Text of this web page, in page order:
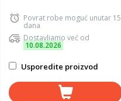
Povrat robe moguć unutar 15
dana
Dostavljamo već od
10.08.2026
Usporedite proizvod